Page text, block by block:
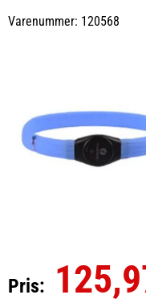
Varenummer: 120568
Pris: